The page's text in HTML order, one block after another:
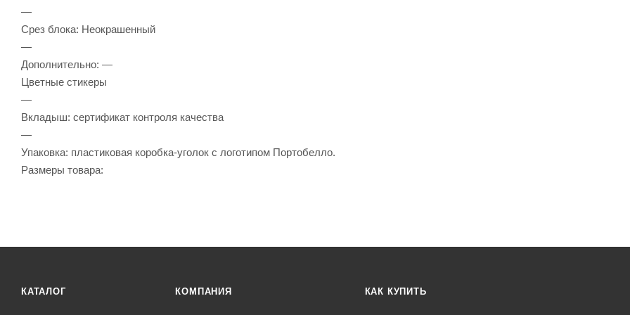
—
Срез блока: Неокрашенный
—
Дополнительно: —
Цветные стикеры
—
Вкладыш: сертификат контроля качества
—
Упаковка: пластиковая коробка-уголок с логотипом Портобелло.
Размеры товара:
КАТАЛОГ КОМПАНИЯ КАК КУПИТЬ